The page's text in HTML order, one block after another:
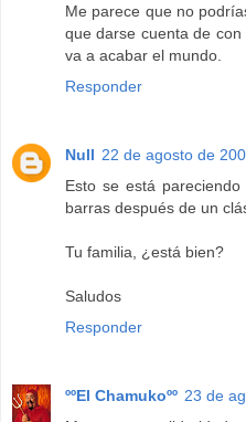
Me parece que no
que darse cuenta de
va a acabar el mundo.
Responder
Null 22 de agosto de
Esto se está
barras después de un
Tu familia, ¿está bien?
Saludos
Responder
ººEl Chamukoºº 23 de